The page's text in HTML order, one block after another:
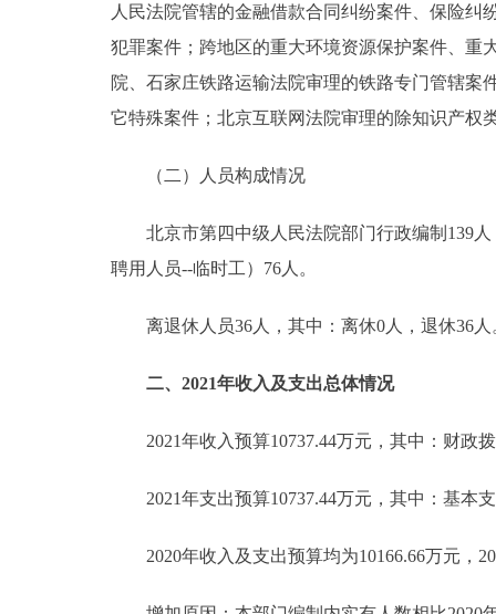
人民法院管辖的金融借款合同纠纷案件、保险
犯罪案件；跨地区的重大环境资源保护案件、重
院、石家庄铁路运输法院审理的铁路专门管辖
它特殊案件；北京互联网法院审理的除知识产权
（二）人员构成情况
北京市第四中级人民法院部门行政编制139人
聘用人员--临时工）76人。
离退休人员36人，其中：离休0人，退休36人
二、2021年收入及支出总体情况
2021年收入预算10737.44万元，其中：财政拨
2021年支出预算10737.44万元，其中：基本支
2020年收入及支出预算均为10166.66万元，